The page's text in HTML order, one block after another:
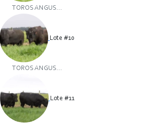
TOROS ANGUS...
Lote #10
TOROS ANGUS...
Lote #11